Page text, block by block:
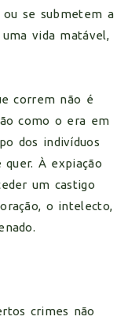
se submetem a
vida matável,
correm não é
como o era em
dos indivíduos
À expiação
um castigo
o intelecto,
crimes não